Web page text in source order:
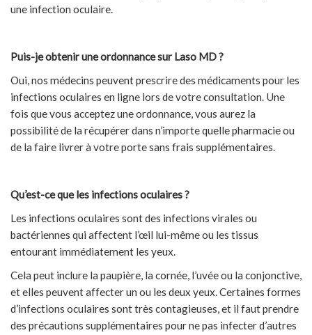
une infection oculaire.
Puis-je obtenir une ordonnance sur Laso MD ?
Oui, nos médecins peuvent prescrire des médicaments pour les
infections oculaires en ligne lors de votre consultation. Une
fois que vous acceptez une ordonnance, vous aurez la
possibilité de la récupérer dans n’importe quelle pharmacie ou
de la faire livrer à votre porte sans frais supplémentaires.
Qu’est-ce que les infections oculaires ?
Les infections oculaires sont des infections virales ou
bactériennes qui affectent l’œil lui-même ou les tissus
entourant immédiatement les yeux.
Cela peut inclure la paupière, la cornée, l’uvée ou la conjonctive,
et elles peuvent affecter un ou les deux yeux. Certaines formes
d’infections oculaires sont très contagieuses, et il faut prendre
des précautions supplémentaires pour ne pas infecter d’autres